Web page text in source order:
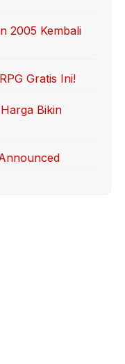
2005 Kembali
Gratis Ini!
Bikin